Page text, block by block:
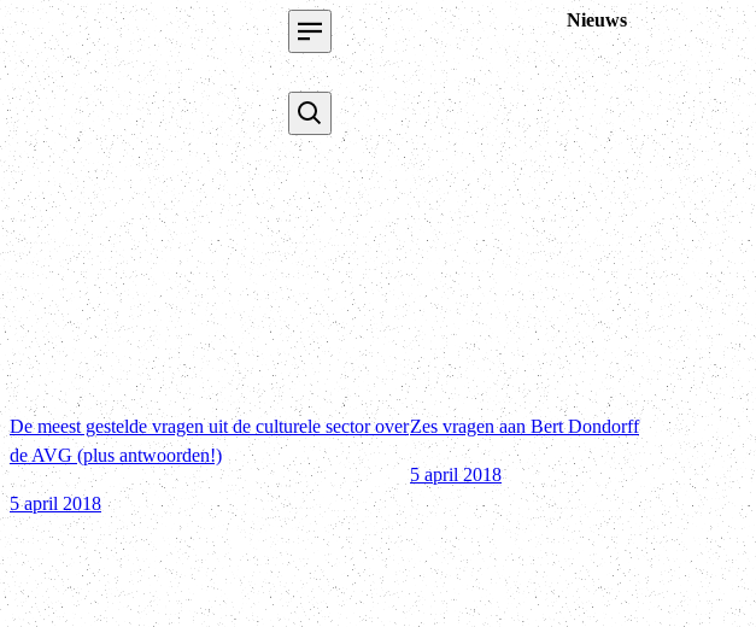
Nieuws
De meest gestelde vragen uit de culturele sector over
de AVG (plus antwoorden!)
5 april 2018
Zes vragen aan Bert Dondorff
5 april 2018